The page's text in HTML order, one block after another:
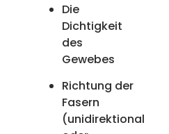
Die
Dichtigkeit
des
Gewebes
Richtung der
Fasern
(unidirektional